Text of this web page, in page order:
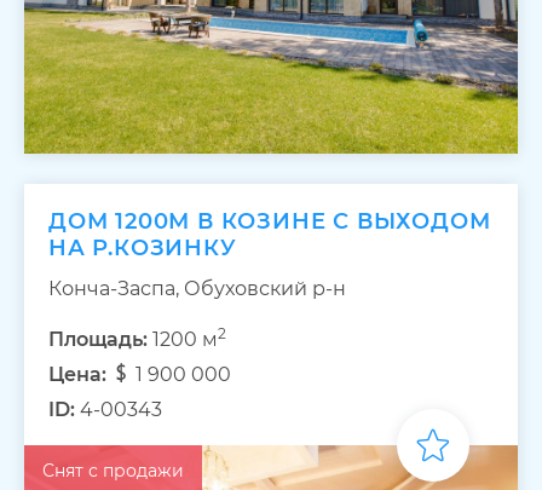
ДОМ 1200М В КОЗИНЕ С ВЫХОДОМ
НА Р.КОЗИНКУ
Конча-Заспа, Обуховский р-н
Площадь: 1200 м2
Цена:
1 900 000
ID: 4-00343
Снят с продажи